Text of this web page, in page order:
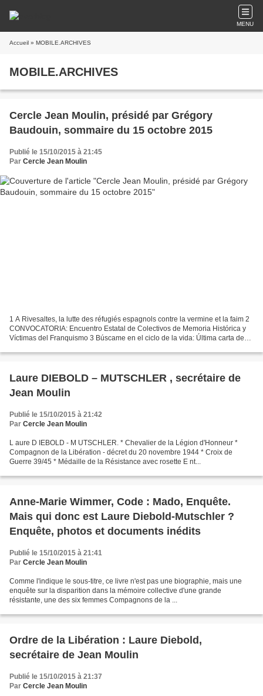
MENU
Accueil » MOBILE.ARCHIVES
MOBILE.ARCHIVES
Cercle Jean Moulin, présidé par Grégory
Baudouin, sommaire du 15 octobre 2015
Publié le 15/10/2015 à 21:45
Par Cercle Jean Moulin
1 A Rivesaltes, la lutte des réfugiés espagnols contre la vermine et la faim 2
CONVOCATORIA: Encuentro Estatal de Colectivos de Memoria Histórica y
Víctimas del Franquismo 3 Búscame en el ciclo de la vida: Última carta de
Laure DIEBOLD – MUTSCHLER , secrétaire de
Jean Moulin
Publié le 15/10/2015 à 21:42
Par Cercle Jean Moulin
L aure D IEBOLD - M UTSCHLER. * Chevalier de la Légion d'Honneur *
Compagnon de la Libération - décret du 20 novembre 1944 * Croix de
Guerre 39/45 * Médaille de la Résistance avec rosette E nt...
Anne-Marie Wimmer, Code : Mado, Enquête.
Mais qui donc est Laure Diebold-Mutschler ?
Enquête, photos et documents inédits
Publié le 15/10/2015 à 21:41
Par Cercle Jean Moulin
Comme l'indique le sous-titre, ce livre n'est pas une biographie, mais une
enquête sur la disparition dans la mémoire collective d'une grande
résistante, une des six femmes Compagnons de la ...
Ordre de la Libération : Laure Diebold,
secrétaire de Jean Moulin
Publié le 15/10/2015 à 21:37
Par Cercle Jean Moulin